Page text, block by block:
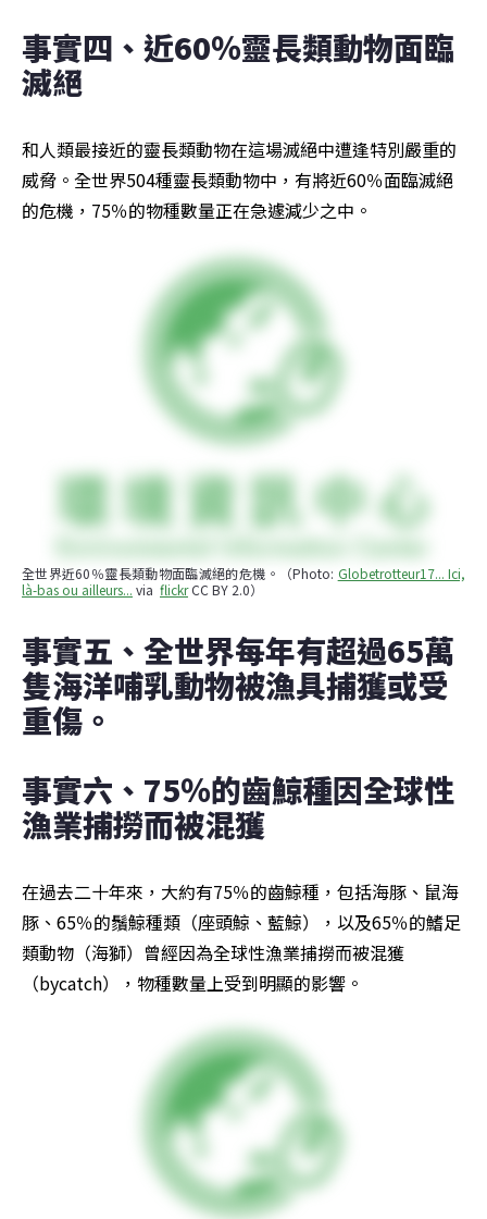
事實四、近60％靈長類動物面臨
滅絕
和人類最接近的靈長類動物在這場滅絕中遭逢特別嚴重的
威脅。全世界504種靈長類動物中，有將近60％面臨滅絕
的危機，75％的物種數量正在急遽減少之中。
全世界近60％靈長類動物面臨滅絕的危機。（Photo: Globetrotteur17... Ici,
là-bas ou ailleurs... via flickr CC BY 2.0）
事實五、全世界每年有超過65萬
隻海洋哺乳動物被漁具捕獲或受
重傷。
事實六、75％的齒鯨種因全球性
漁業捕撈而被混獲
在過去二十年來，大約有75％的齒鯨種，包括海豚、鼠海
豚、65％的鬚鯨種類（座頭鯨、藍鯨），以及65％的鰭足
類動物（海獅）曾經因為全球性漁業捕撈而被混獲
（bycatch），物種數量上受到明顯的影響。